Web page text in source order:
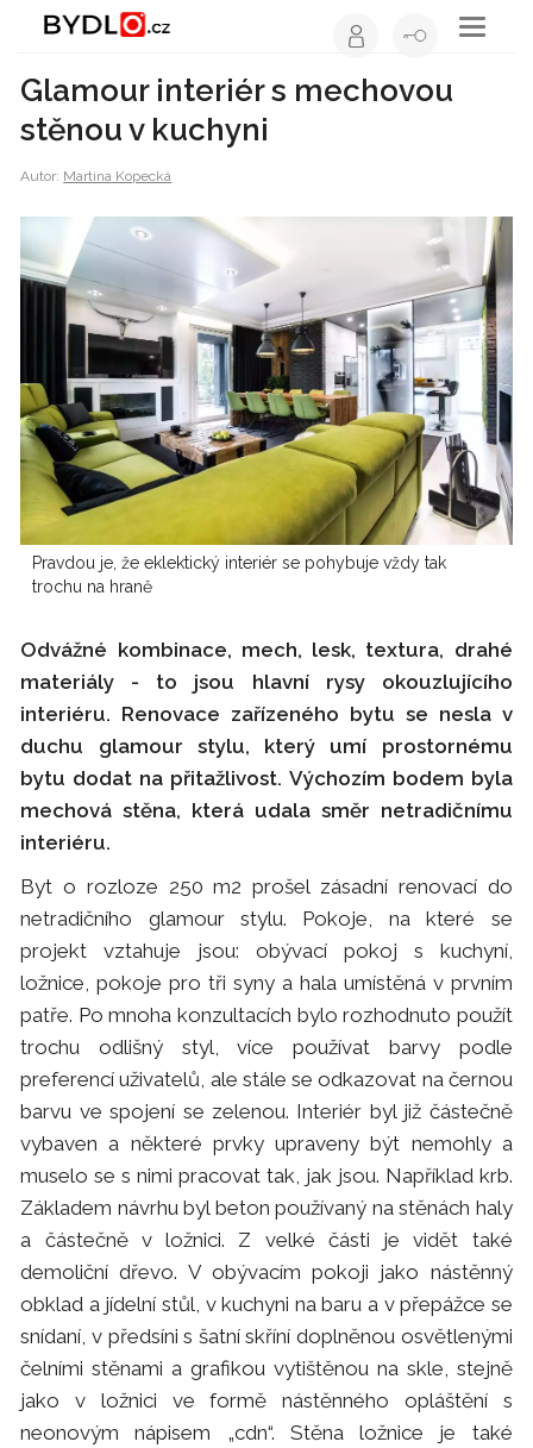
Toggle
Glamour interiér s mechovou
stěnou v kuchyni
Autor: Martina Kopecká
Pravdou je, že eklektický interiér se pohybuje vždy tak
trochu na hraně
Odvážné kombinace, mech, lesk, textura, drahé
materiály - to jsou hlavní rysy okouzlujícího
interiéru. Renovace zařízeného bytu se nesla v
duchu glamour stylu, který umí prostornému
bytu dodat na přitažlivost. Výchozím bodem byla
mechová stěna, která udala směr netradičnímu
interiéru.
Byt o rozloze 250 m2 prošel zásadní renovací do
netradičního glamour stylu. Pokoje, na které se
projekt vztahuje jsou: obývací pokoj s kuchyní,
ložnice, pokoje pro tři syny a hala umístěná v prvním
patře. Po mnoha konzultacích bylo rozhodnuto použít
trochu odlišný styl, více používat barvy podle
preferencí uživatelů, ale stále se odkazovat na černou
barvu ve spojení se zelenou. Interiér byl již částečně
vybaven a některé prvky upraveny být nemohly a
muselo se s nimi pracovat tak, jak jsou. Například krb.
Základem návrhu byl beton používaný na stěnách haly
a částečně v ložnici. Z velké části je vidět také
demoliční dřevo. V obývacím pokoji jako nástěnný
obklad a jídelní stůl, v kuchyni na baru a v přepážce se
snídaní, v předsíni s šatní skříní doplněnou osvětlenými
čelními stěnami a grafikou vytištěnou na skle, stejně
jako v ložnici ve formě nástěnného opláštění s
neonovým nápisem „cdn“. Stěna ložnice je také